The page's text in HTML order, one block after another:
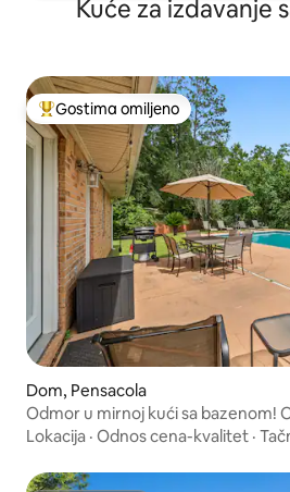
Kuće za izdavanje
Najuspešniji među gostima omiljenim
Gostima omiljeno
Dom, Pensacola
Odmor u mirnoj kući sa bazenom!
NAJPOPULARNIJIH 1%
Lokacija · Odnos cena-kvalitet ·